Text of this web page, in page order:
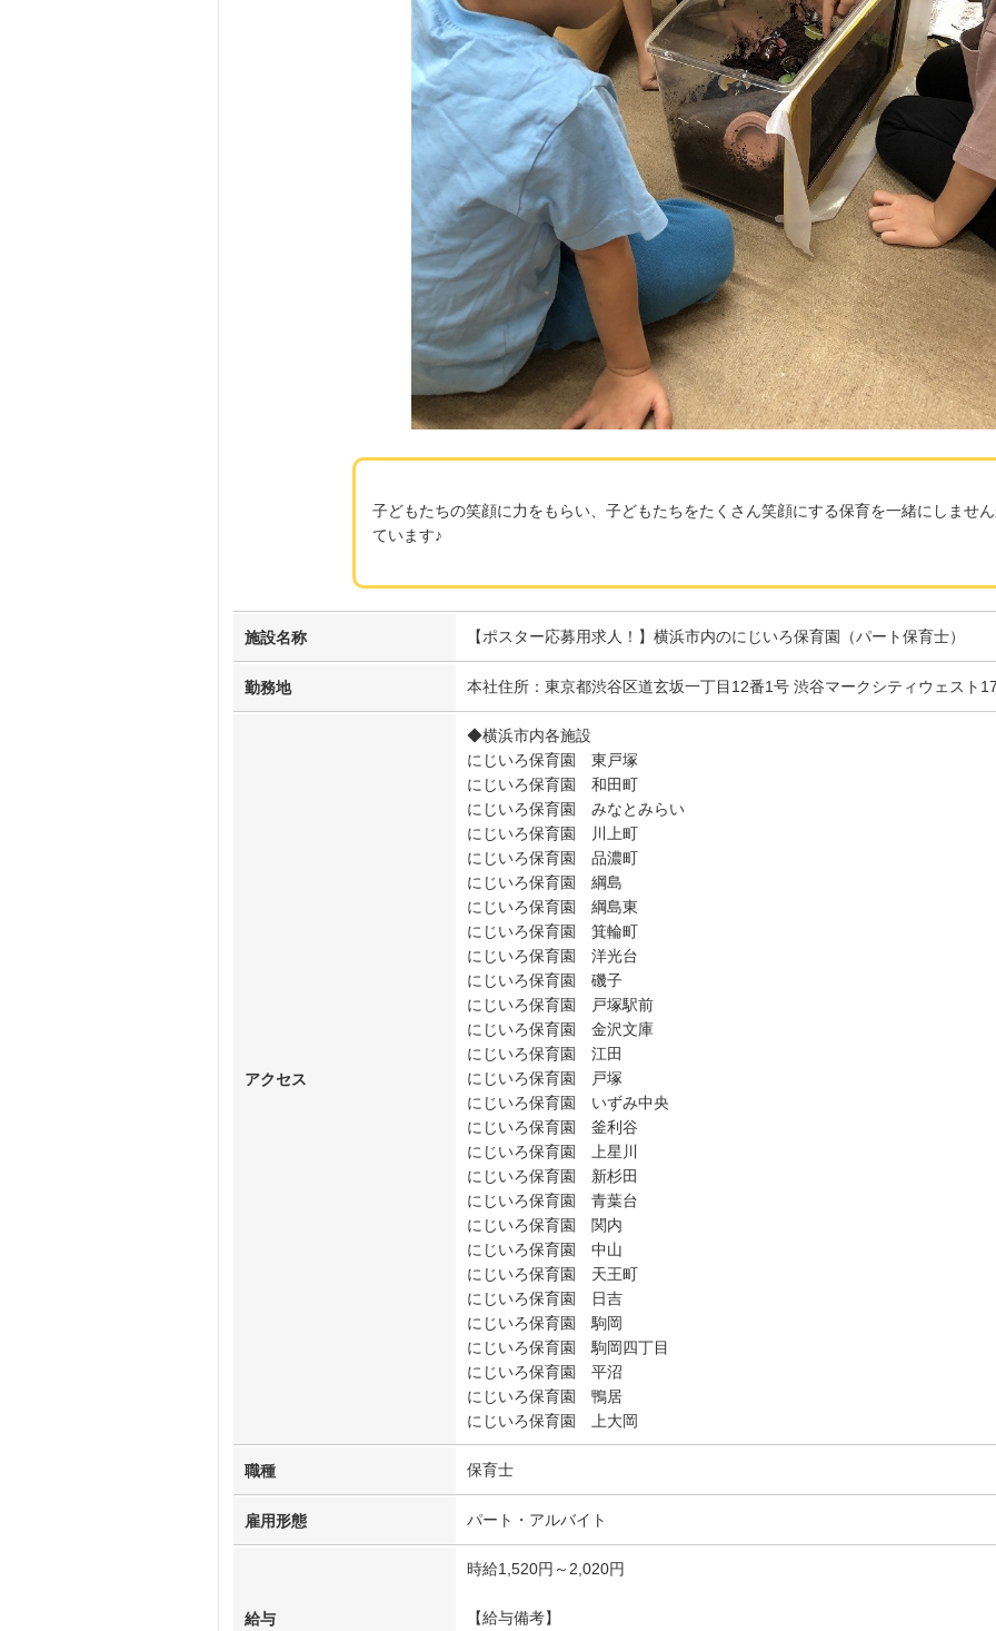
子どもたちの笑顔に力をもらい、子どもたちをたくさん笑顔にする保育を一緒にしませ
ています♪
施設名称 【ポスター応募用求人！】横浜市内のにじいろ保育園（パート保育士）
勤務地 本社住所：東京都渋谷区道玄坂一丁目12番1号 渋谷マークシティウェスト
アクセス
◆横浜市内各施設
にじいろ保育園 東戸塚
にじいろ保育園 和田町
にじいろ保育園 みなとみらい
にじいろ保育園 川上町
にじいろ保育園 品濃町
にじいろ保育園 綱島
にじいろ保育園 綱島東
にじいろ保育園 箕輪町
にじいろ保育園 洋光台
にじいろ保育園 磯子
にじいろ保育園 戸塚駅前
にじいろ保育園 金沢文庫
にじいろ保育園 江田
にじいろ保育園 戸塚
にじいろ保育園 いずみ中央
にじいろ保育園 釜利谷
にじいろ保育園 上星川
にじいろ保育園 新杉田
にじいろ保育園 青葉台
にじいろ保育園 関内
にじいろ保育園 中山
にじいろ保育園 天王町
にじいろ保育園 日吉
にじいろ保育園 駒岡
にじいろ保育園 駒岡四丁目
にじいろ保育園 平沼
にじいろ保育園 鴨居
にじいろ保育園 上大岡
職種 保育士
雇用形態 パート・アルバイト
給与
時給1,520円～2,020円
【給与備考】